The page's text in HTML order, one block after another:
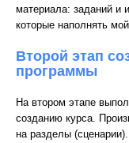
материала: заданий и
которые наполнять
Второй этап
программы
На втором этапе
созданию курса.
на разделы